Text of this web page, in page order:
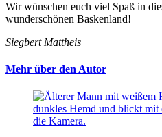
Wir wünschen euch viel Spaß in
wunderschönen Baskenland!
Siegbert Mattheis
Mehr über den Autor